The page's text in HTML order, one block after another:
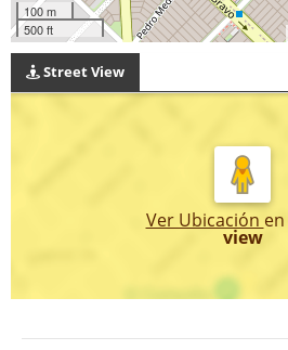
100 m
500 ft
Street View
Ver Ubicación en
view